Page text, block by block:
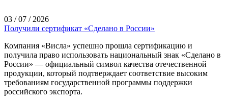
03 / 07 / 2026
Получили сертификат «Сделано в России»
Компания «Висла» успешно прошла сертификацию и
получила право использовать национальный знак «Сделано в
России» — официальный символ качества отечественной
продукции, который подтверждает соответствие высоким
требованиям государственной программы поддержки
российского экспорта.